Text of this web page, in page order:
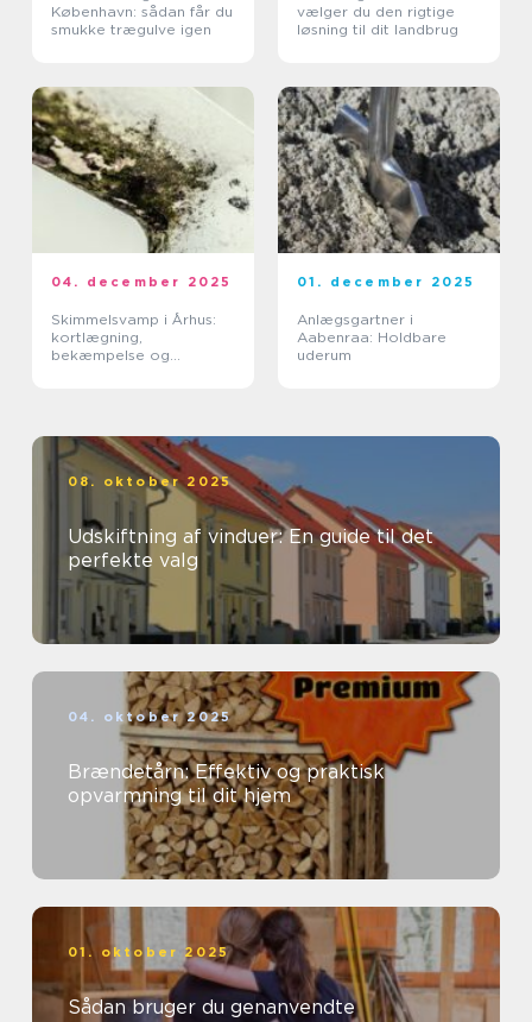
København: sådan får du
smukke trægulve igen
vælger du den rigtige
løsning til dit landbrug
04. december 2025
Skimmelsvamp i Århus:
kortlægning,
bekæmpelse og
01. december 2025
Anlægsgartner i
Aabenraa: Holdbare
uderum
08. oktober 2025
Udskiftning af vinduer: En guide til det
perfekte valg
04. oktober 2025
Brændetårn: Effektiv og praktisk
opvarmning til dit hjem
01. oktober 2025
Sådan bruger du genanvendte